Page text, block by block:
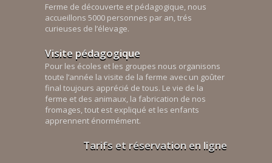
Ferme de découverte et pédagogique, nous
accueillons 5000 personnes par an, trés
curieuses de l’élevage.
Visite pédagogique
Pour les écoles et les groupes nous organisons
toute l’année la visite de la ferme avec un goûter
final toujours apprécié de tous. Le vie de la
ferme et des animaux, la fabrication de nos
fromages, tout est expliqué et les enfants
apprennent énormément.
Tarifs et réservation en ligne